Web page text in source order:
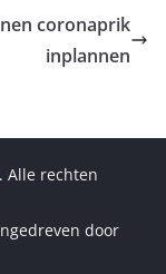
coronaprik
inplannen
. Alle rechten
door